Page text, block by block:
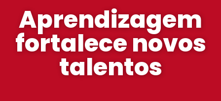
Aprendizagem
fortalece novos
talentos